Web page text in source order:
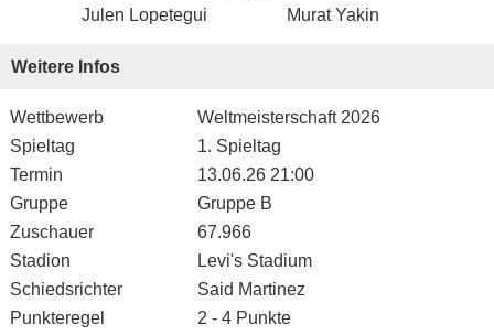
Julen Lopetegui
Murat Yakin
Weitere Infos
Wettbewerb
Weltmeisterschaft 2026
Spieltag
1. Spieltag
Termin
13.06.26 21:00
Gruppe
Gruppe B
Zuschauer
67.966
Stadion
Levi's Stadium
Schiedsrichter
Said Martinez
Punkteregel
2 - 4 Punkte